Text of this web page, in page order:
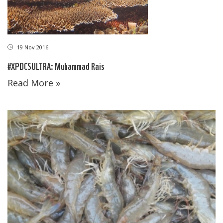
19 Nov 2016
#XPDCSULTRA: Muhammad Rais
Read More »